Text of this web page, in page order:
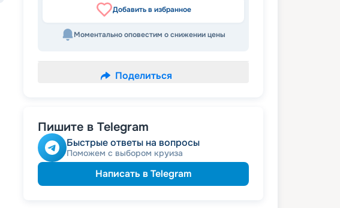
Добавить в избранное
Моментально оповестим о снижении цены
Поделиться
Пишите в Telegram
Быстрые ответы на вопросы
Поможем с выбором круиза
Написать в Telegram